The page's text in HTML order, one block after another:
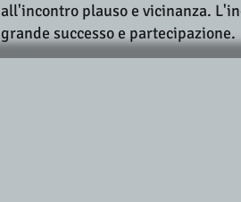
all'incontro plauso e vicinanza.
grande successo e partecipazione.